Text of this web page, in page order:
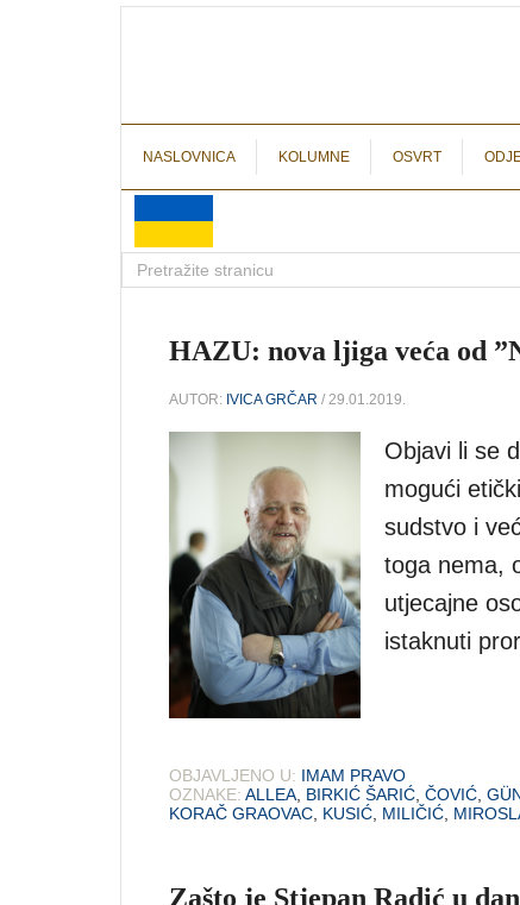
NASLOVNICA KOLUMNE OSVRT
HAZU: nova ljiga veća od
AUTOR: IVICA GRČAR / 29.01.2019.
Objavi li se
mogući
sudstvo i
toga nema,
utjecajne
istaknuti
OBJAVLJENO U: IMAM PRAVO
OZNAKE: ALLEA, BIRKIĆ ŠARIĆ, ČOVIĆ,
KORAČ GRAOVAC, KUSIĆ, MILIČIĆ,
Zašto je Stjepan Radić u